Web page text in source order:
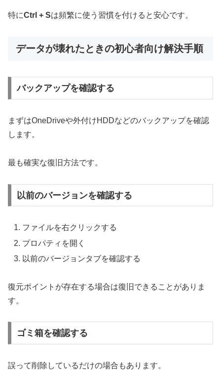
特にCtrl + Sは頻繁に使う習慣を付けると安心です。
データが壊れたときの初心者向け解決手順
バックアップを確認する
まずはOneDriveや外付けHDDなどのバックアップを確認
します。
最も確実な復旧方法です。
以前のバージョンを確認する
ファイルを右クリックする
プロパティを開く
以前のバージョンタブを確認する
復元ポイントが存在する場合は復旧できることがありま
す。
ゴミ箱を確認する
誤って削除しているだけの場合もあります。